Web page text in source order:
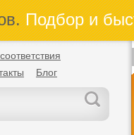
Подбор и
Блог